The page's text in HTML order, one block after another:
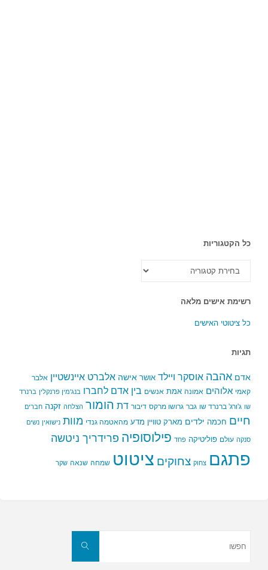
כל הקטגוריות
הקטגוריות
רשימת אישים מלאה
כל ציטוטי האישים
תגיות
אדם אהבה אוסקר ויילד אושר אישה אלברט איינשטיין אלבר
קאמי אלוהים אמונה אמת אנשים בין אדם לחברו בנג'מין פרנקלין ברנרד
שו ג'ורג' ברנרד שו גבר גרושו מרקס דיבור דת הומור הצלחה זקנה חברים
חיים חכמה ילדים מארק טוויין מדע מהאטמה גנדי מוות נישואין נשים
סנקה עולם פוליטיקה פחד פילוסופיה פרידריך ניטשה
פתגם צחוק צחוקים ציטוט שמחה שנאה שקר
חפשו